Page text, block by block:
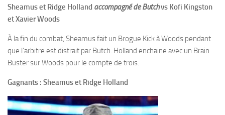
Sheamus et Ridge Holland accompagné de Butchvs Kofi Kingston
et Xavier Woods
À la fin du combat, Sheamus fait un Brogue Kick à Woods pendant
que l’arbitre est distrait par Butch. Holland enchaine avec un Brain
Buster sur Woods pour le compte de trois.
Gagnants : Sheamus et Ridge Holland